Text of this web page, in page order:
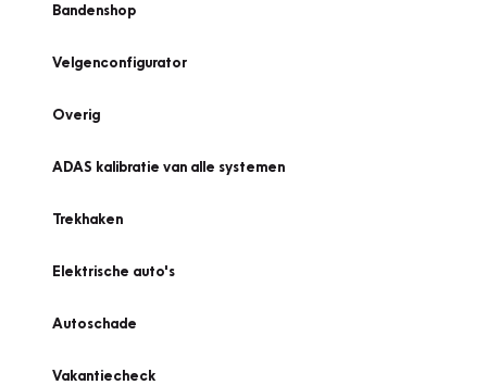
Bandenshop
Velgenconfigurator
Overig
ADAS kalibratie van alle systemen
Trekhaken
Elektrische auto's
Autoschade
Vakantiecheck